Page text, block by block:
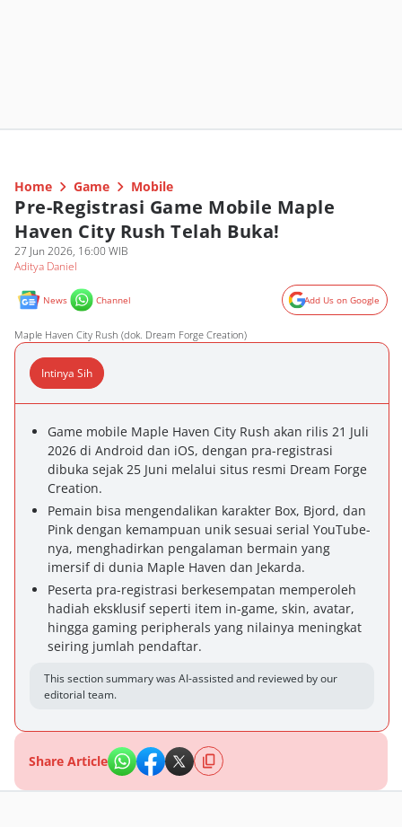
Home Game Mobile
Pre-Registrasi Game Mobile Maple
Haven City Rush Telah Buka!
27 Jun 2026, 16:00 WIB
Aditya Daniel
News Channel Add Us on Google
Maple Haven City Rush (dok. Dream Forge Creation)
Intinya Sih
Game mobile Maple Haven City Rush akan rilis 21 Juli
2026 di Android dan iOS, dengan pra-registrasi
dibuka sejak 25 Juni melalui situs resmi Dream Forge
Creation.
Pemain bisa mengendalikan karakter Box, Bjord, dan
Pink dengan kemampuan unik sesuai serial YouTube-
nya, menghadirkan pengalaman bermain yang
imersif di dunia Maple Haven dan Jekarda.
Peserta pra-registrasi berkesempatan memperoleh
hadiah eksklusif seperti item in-game, skin, avatar,
hingga gaming peripherals yang nilainya meningkat
seiring jumlah pendaftar.
This section summary was AI-assisted and reviewed by our
editorial team.
Share Article